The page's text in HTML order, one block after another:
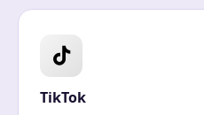
TikTok